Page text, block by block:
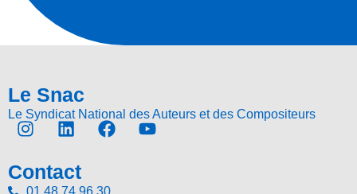
Le Snac
Le Syndicat National des Auteurs et des Compositeurs
Contact
01 48 74 96 30